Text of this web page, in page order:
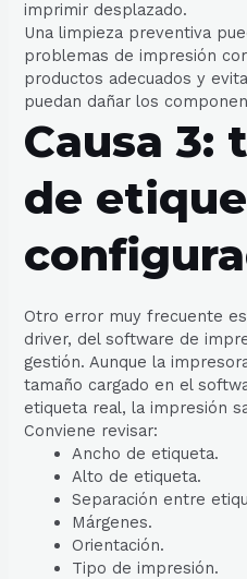
imprimir desplazado.
Una limpieza preventiva
problemas de impresión
productos adecuados y
puedan dañar los
Causa 3:
de
Otro error muy frecuente
driver, del software de
gestión. Aunque la
tamaño cargado en el
etiqueta real, la impresión
Conviene revisar:
Ancho de etiqueta.
Alto de etiqueta.
Separación entre
Márgenes.
Orientación.
Tipo de impresión.